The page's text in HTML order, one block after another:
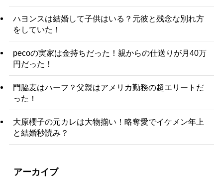
ハヨンスは結婚して子供はいる？元彼と残念な別れ方
をしていた！
pecoの実家は金持ちだった！親からの仕送りが月40万
円だった！
門脇麦はハーフ？父親はアメリカ勤務の超エリートだ
った！
大原櫻子の元カレは大物揃い！略奪愛でイケメン年上
と結婚秒読み？
アーカイブ